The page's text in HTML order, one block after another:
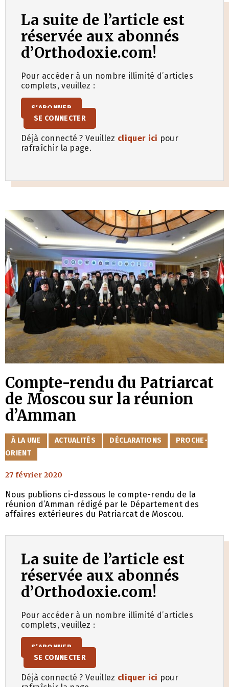
La suite de l’article est
réservée aux abonnés
d’Orthodoxie.com!
Pour accéder à un nombre illimité d’articles
complets, veuillez :
S’ABONNER
SE CONNECTER
Déjà connecté ? Veuillez cliquer ici pour
rafraîchir la page.
Compte-rendu du Patriarcat
de Moscou sur la réunion
d’Amman
CATÉGORIES
À LA UNE ACTUALITÉS DÉCLARATIONS
PROCHE-
ORIENT
27 février 2020
Nous publions ci-dessous le compte-rendu de la
réunion d’Amman rédigé par le Département des
affaires extérieures du Patriarcat de Moscou.
La suite de l’article est
réservée aux abonnés
d’Orthodoxie.com!
Pour accéder à un nombre illimité d’articles
complets, veuillez :
S’ABONNER
SE CONNECTER
Déjà connecté ? Veuillez cliquer ici pour